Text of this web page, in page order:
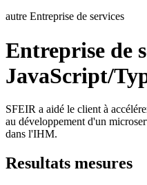
autre Entreprise de services
Entreprise de
JavaScript/
SFEIR a aidé le client à
au développement d'un
dans l'IHM.
Resultats mesures